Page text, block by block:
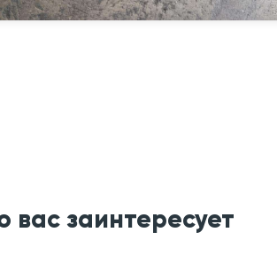
вас заинтересует